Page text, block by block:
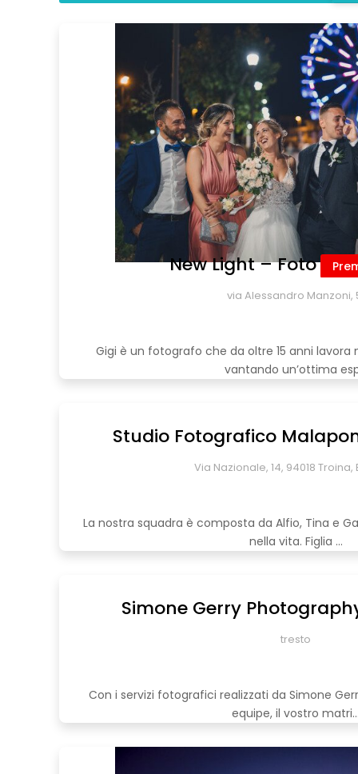
New Light – Foto
via Alessandro Manzoni,
Gigi è un fotografo che da oltre 15 anni lavora
vantando un’ottima
Studio Fotografico
Via Nazionale, 14, 94018 Troina,
La nostra squadra è composta da Alfio, Tina e
nella vita. Figlia ...
Simone Gerry
tresto
Con i servizi fotografici realizzati da Simone
equipe, il vostro